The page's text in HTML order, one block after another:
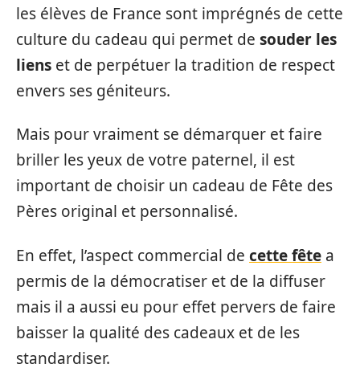
les élèves de France sont imprégnés de cette
culture du cadeau qui permet de souder les
liens et de perpétuer la tradition de respect
envers ses géniteurs.
Mais pour vraiment se démarquer et faire
briller les yeux de votre paternel, il est
important de choisir un cadeau de Fête des
Pères original et personnalisé.
En effet, l’aspect commercial de cette fête a
permis de la démocratiser et de la diffuser
mais il a aussi eu pour effet pervers de faire
baisser la qualité des cadeaux et de les
standardiser.